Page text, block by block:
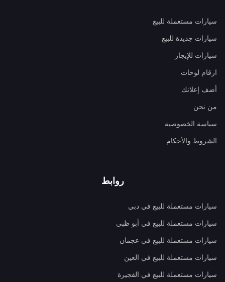
سيارات مستعملة للبيع
سيارات جديدة للبيع
سيارات للإيجار
ارقام لوحات
أضف إعلانك
من نحن
سياسة الخصوصية
الشروط والأحكام
روابط
سيارات مستعملة للبيع في دبي
سيارات مستعملة للبيع في أبو ظبي
سيارات مستعملة للبيع في عجمان
سيارات مستعملة للبيع في العين
سيارات مستعملة للبيع في الفجيرة